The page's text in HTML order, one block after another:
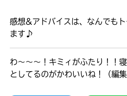
感想&アドバイスは、なんでも
ます♪
わ～～～！キミィがふたり！！
としてるのがかわいいね！（編集